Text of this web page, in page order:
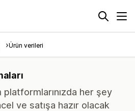
Ürün verileri
her şey
ve satışa hazır olacak